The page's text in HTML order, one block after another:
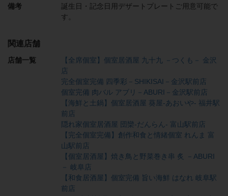
備考
誕生日・記念日用デザートプレートご用意可能で
す。
関連店舗
店舗一覧
【全席個室】個室居酒屋 九十九 －つくも－ 金沢
店
完全個室完備 四季彩－SHIKISAI－金沢駅前店
個室完備 肉バル アブリ－ABURI－金沢駅前店
【海鮮と土鍋】個室居酒屋 葵屋-あおいや- 福井駅
前店
隠れ家個室居酒屋 団欒-だんらん- 富山駅前店
【完全個室完備】創作和食と情緒個室 れんま 富
山駅前店
【個室居酒屋】焼き鳥と野菜巻き串 炙 －ABURI
－ 岐阜店
【和食居酒屋】個室完備 旨い海鮮 はなれ 岐阜駅
前店